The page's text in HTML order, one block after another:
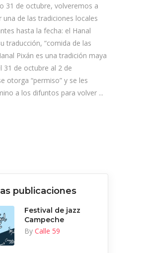
31 de octubre, volveremos a
de las tradiciones locales
hasta la fecha: el Hanal
traducción, “comida de las
Pixán es una tradición maya
31 de octubre al 2 de
otorga “permiso” y se les
a los difuntos para volver
publicaciones
Festival de jazz
Campeche
By Calle 59